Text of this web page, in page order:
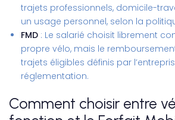
trajets professionnels, domicile-
un usage personnel, selon la
FMD : Le salarié choisit librement
propre vélo, mais le
trajets éligibles définis par
réglementation.
Comment choisir entre